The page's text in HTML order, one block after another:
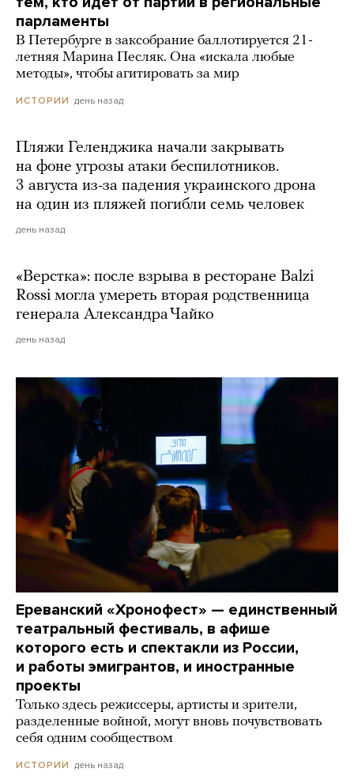
парламенты
В Петербурге в заксобрание баллотируется 21-
летняя Марина Песляк. Она «искала любые
методы», чтобы агитировать за мир
ИСТОРИИ день назад
Пляжи Геленджика начали закрывать
на фоне угрозы атаки беспилотников.
3 августа из-за падения украинского дрона
на один из пляжей погибли семь человек
день назад
«Верстка»: после взрыва в ресторане Balzi
Rossi могла умереть вторая родственница
генерала Александра Чайко
день назад
Ереванский «Хронофест» — единственный
театральный фестиваль, в афише
которого есть и спектакли из России,
и работы эмигрантов, и иностранные
проекты
Только здесь режиссеры, артисты и зрители,
разделенные войной, могут вновь почувствовать
себя одним сообществом
ИСТОРИИ день назад